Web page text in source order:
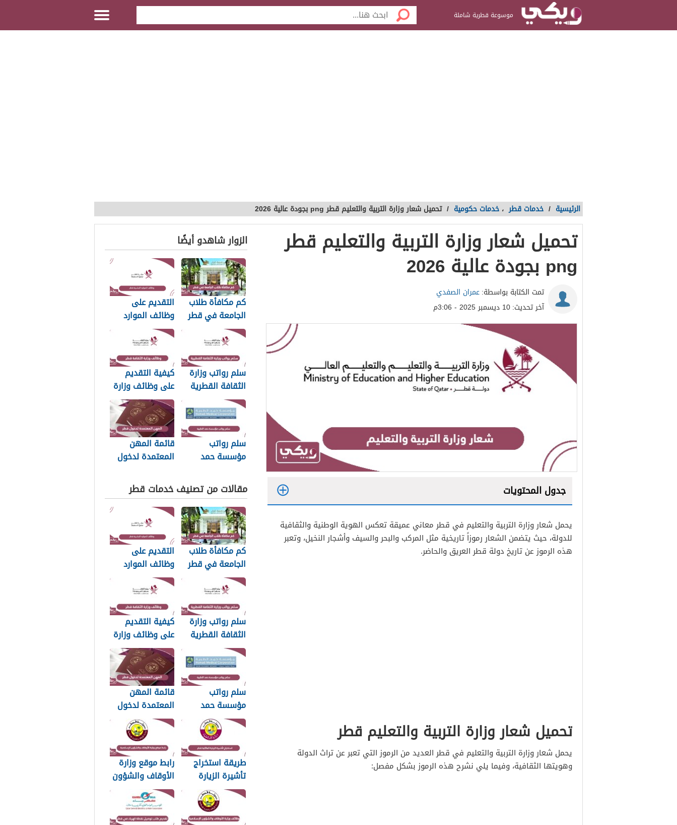
موسوعة قطرية شاملة
الرئيسية / خدمات قطر ، خدمات حكومية / تحميل شعار وزارة التربية والتعليم قطر png بجودة عالية 2026
تحميل شعار وزارة التربية والتعليم قطر
png بجودة عالية 2026
تمت الكتابة بواسطة:عمران الصفدي
آخر تحديث:10 ديسمبر 2025 - 3:06م
جدول المحتويات
2
يحمل شعار وزارة التربية والتعليم في قطر معاني عميقة تعكس الهوية الوطنية والثقافية
للدولة، حيث يتضمن الشعار رموزاً تاريخية مثل المركب والبحر والسيف وأشجار النخيل، وتعبر
هذه الرموز عن تاريخ دولة قطر العريق والحاضر.
تحميل شعار وزارة التربية والتعليم قطر
يحمل شعار وزارة التربية والتعليم في قطر العديد من الرموز التي تعبر عن تراث الدولة
وهويتها الثقافية، وفيما يلي نشرح هذه الرموز بشكل مفصل:
الزوار شاهدو أيضًا
كم مكافأة طلاب
الجامعة في قطر
2026
التقديم على
وظائف الموارد
البشرية قطر 2026
سلم رواتب وزارة
الثقافة القطرية
2026
كيفية التقديم
على وظائف وزارة
الثقافة في قطر
2026
سلم رواتب
مؤسسة حمد
قائمة المهن
المعتمدة لدخول
مقالات من تصنيف خدمات قطر
كم مكافأة طلاب
الجامعة في قطر
2026
التقديم على
وظائف الموارد
البشرية قطر 2026
سلم رواتب وزارة
الثقافة القطرية
2026
كيفية التقديم
على وظائف وزارة
الثقافة في قطر
2026
سلم رواتب
مؤسسة حمد
الطبية 2026
قائمة المهن
المعتمدة لدخول
قطر 2026
طريقة استخراج
تأشيرة الزيارة
العائلية في قطر
2026
رابط موقع وزارة
الأوقاف والشؤون
الإسلامية
islam.gov.qa